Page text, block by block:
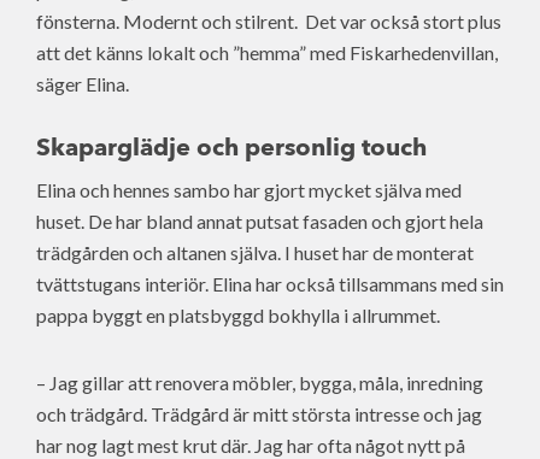
fönsterna. Modernt och stilrent. Det var också stort plus
att det känns lokalt och ”hemma” med Fiskarhedenvillan,
säger Elina.
Skaparglädje och personlig touch
Elina och hennes sambo har gjort mycket själva med
huset. De har bland annat putsat fasaden och gjort hela
trädgården och altanen själva. I huset har de monterat
tvättstugans interiör. Elina har också tillsammans med sin
pappa byggt en platsbyggd bokhylla i allrummet.
– Jag gillar att renovera möbler, bygga, måla, inredning
och trädgård. Trädgård är mitt största intresse och jag
har nog lagt mest krut där. Jag har ofta något nytt på